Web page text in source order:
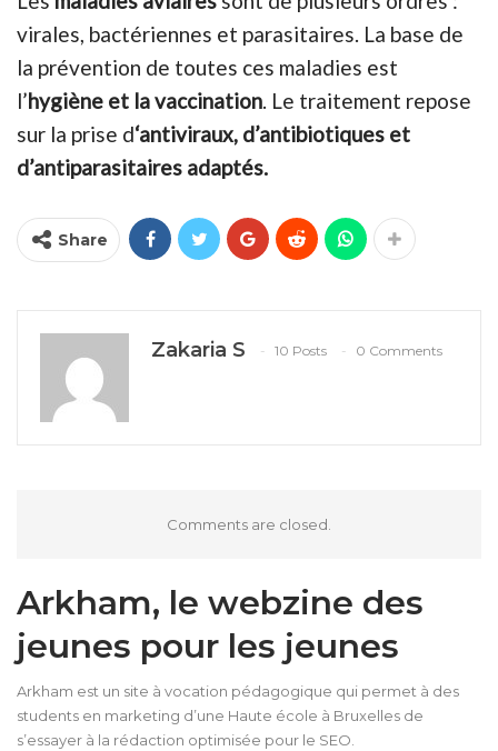
virales, bactériennes et parasitaires. La base de
la prévention de toutes ces maladies est
l’hygiène et la vaccination. Le traitement repose
sur la prise d‘antiviraux, d’antibiotiques et
d’antiparasitaires adaptés.
Share
Zakaria S 10 Posts 0 Comments
Comments are closed.
Arkham, le webzine des
jeunes pour les jeunes
Arkham est un site à vocation pédagogique qui permet à des
students en marketing d’une Haute école à Bruxelles de
s’essayer à la rédaction optimisée pour le SEO.